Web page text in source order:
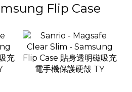
Flip Case